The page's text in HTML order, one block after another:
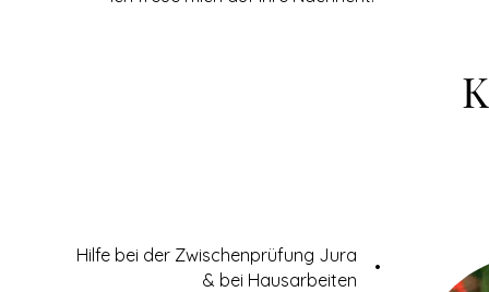
Hilfe bei der Zwischenprüfung Jura
& bei Hausarbeiten
•